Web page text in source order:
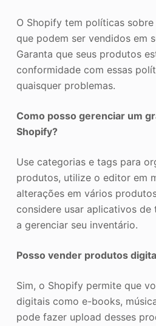
O Shopify tem políticas
que podem ser vendidos em
Garanta que seus produtos
conformidade com essas
quaisquer problemas.
Como posso gerenciar um
Shopify?
Use categorias e tags para
produtos, utilize o editor em
alterações em vários
considere usar aplicativos de
a gerenciar seu inventário.
Posso vender produtos
Sim, o Shopify permite que
digitais como e-books,
pode fazer upload desses